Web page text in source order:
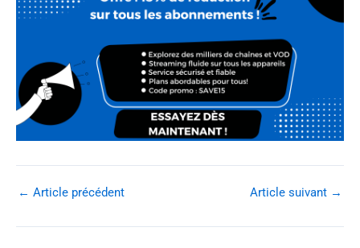
← Article précédent Article suivant →